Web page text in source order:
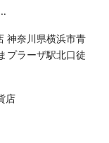
る可能性がござ
をお支払いしま
神奈川県横浜市青
プラーザ駅北口徒
店